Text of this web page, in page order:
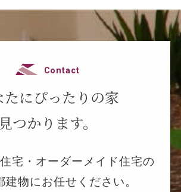
Contact
たにぴったりの家
見つかります。
宅・オーダーメイド住宅の
建物にお任せください。